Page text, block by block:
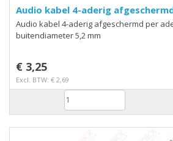
Audio kabel 4-aderig
Audio kabel 4-aderig afgeschermd per
buitendiameter 5,2 mm
€ 3,25
Excl. BTW: € 2,69